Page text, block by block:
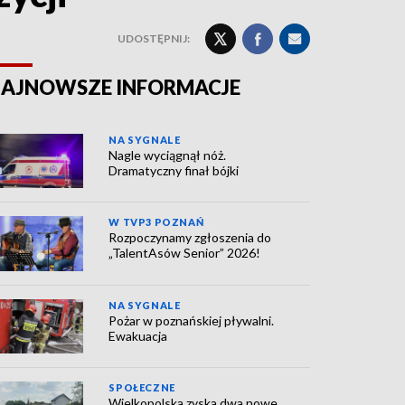
UDOSTĘPNIJ:
INFORMACJE
NA SYGNALE
Nagle wyciągnął nóż.
Dramatyczny finał bójki
W TVP3 POZNAŃ
Rozpoczynamy zgłoszenia do
„TalentAsów Senior” 2026!
NA SYGNALE
Pożar w poznańskiej pływalni.
Ewakuacja
SPOŁECZNE